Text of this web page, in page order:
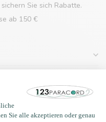
Sie sich Rabatte.
ab 150 €